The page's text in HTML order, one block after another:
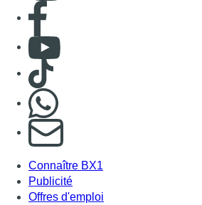
Consulter page Facebook
Consulter Youtube
Consulter TikTok
S'abonner à notre newsletter
Connaître BX1
Publicité
Offres d'emploi